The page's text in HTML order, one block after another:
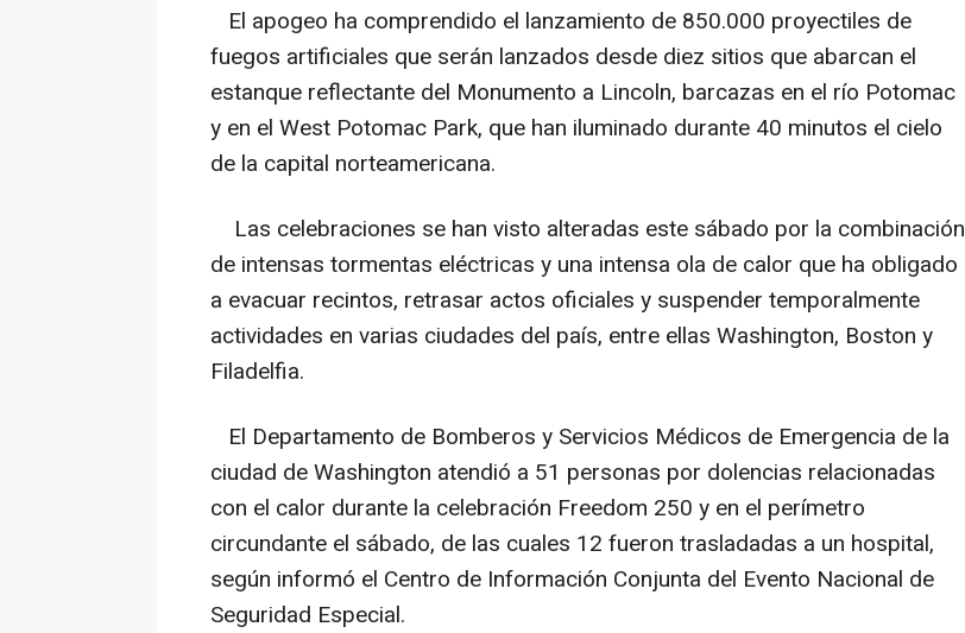
El apogeo ha comprendido el lanzamiento de 850.000 proyectiles de
fuegos artificiales que serán lanzados desde diez sitios que abarcan el
estanque reflectante del Monumento a Lincoln, barcazas en el río Potomac
y en el West Potomac Park, que han iluminado durante 40 minutos el cielo
de la capital norteamericana.
Las celebraciones se han visto alteradas este sábado por la combinación
de intensas tormentas eléctricas y una intensa ola de calor que ha obligado
a evacuar recintos, retrasar actos oficiales y suspender temporalmente
actividades en varias ciudades del país, entre ellas Washington, Boston y
Filadelfia.
El Departamento de Bomberos y Servicios Médicos de Emergencia de la
ciudad de Washington atendió a 51 personas por dolencias relacionadas
con el calor durante la celebración Freedom 250 y en el perímetro
circundante el sábado, de las cuales 12 fueron trasladadas a un hospital,
según informó el Centro de Información Conjunta del Evento Nacional de
Seguridad Especial.